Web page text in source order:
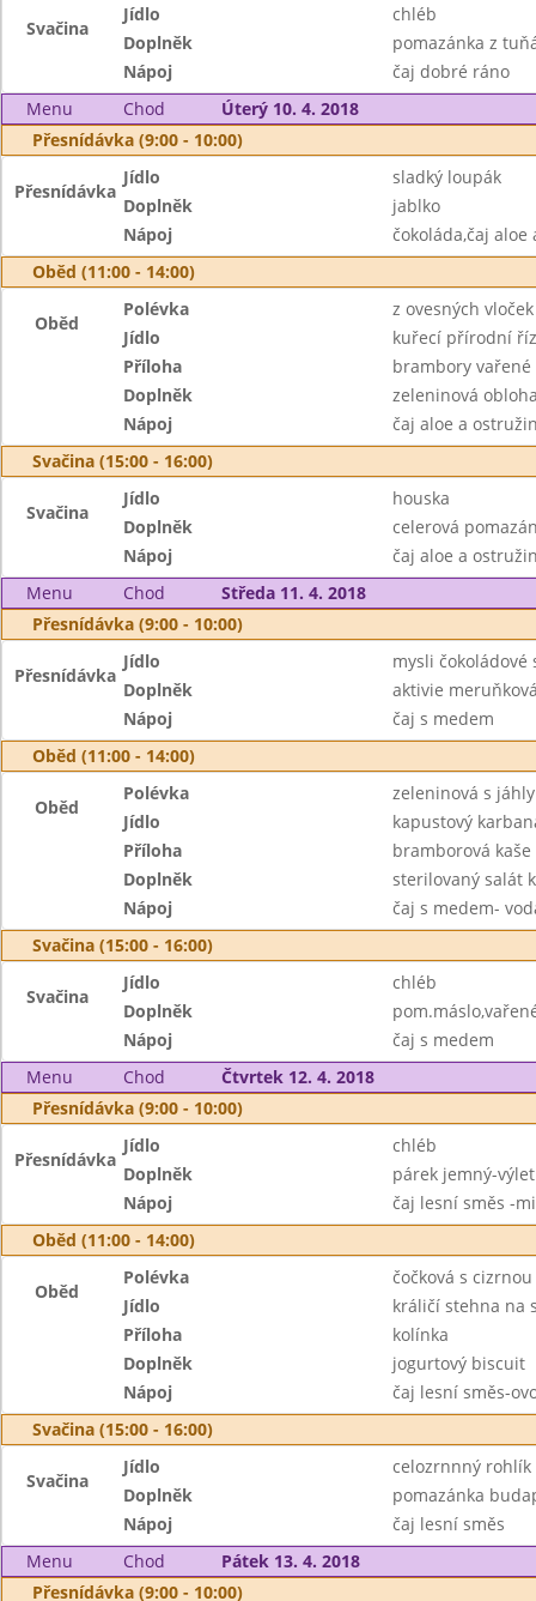
Svačina
Jídlo
chléb
Doplněk
pomazánka z
Nápoj
čaj dobré ráno
Menu
Chod
Úterý 10. 4. 2018
Přesnídávka (9:00 - 10:00)
Přesnídávka
Jídlo
sladký loupák
Doplněk
jablko
Nápoj
čokoláda,čaj aloe
Oběd (11:00 - 14:00)
Oběd
Polévka
z ovesných
Jídlo
kuřecí přírodní
Příloha
brambory vařené
Doplněk
zeleninová
Nápoj
čaj aloe a
Svačina (15:00 - 16:00)
Svačina
Jídlo
houska
Doplněk
celerová
Nápoj
čaj aloe a
Menu
Chod
Středa 11. 4. 2018
Přesnídávka (9:00 - 10:00)
Přesnídávka
Jídlo
mysli čokoládové
Doplněk
aktivie
Nápoj
čaj s medem
Oběd (11:00 - 14:00)
Oběd
Polévka
zeleninová s jáhly
Jídlo
kapustový
Příloha
bramborová kaše
Doplněk
sterilovaný salát
Nápoj
čaj s medem-
Svačina (15:00 - 16:00)
Svačina
Jídlo
chléb
Doplněk
Nápoj
čaj s medem
Menu
Chod
Čtvrtek 12. 4. 2018
Přesnídávka (9:00 - 10:00)
Přesnídávka
Jídlo
chléb
Doplněk
párek jemný-
Nápoj
čaj lesní směs -
Oběd (11:00 - 14:00)
Oběd
Polévka
čočková s cizrnou
Jídlo
králičí stehna na
Příloha
kolínka
Doplněk
jogurtový biscuit
Nápoj
čaj lesní směs-
Svačina (15:00 - 16:00)
Svačina
Jídlo
celozrnnný rohlík
Doplněk
pomazánka
Nápoj
čaj lesní směs
Menu
Chod
Pátek 13. 4. 2018
Přesnídávka (9:00 - 10:00)